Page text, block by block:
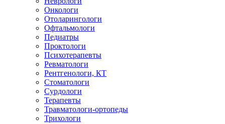
Онкологи
Отоларингологи
Офтальмологи
Педиатры
Проктологи
Психотерапевты
Ревматологи
Рентгенологи, КТ
Стоматологи
Сурдологи
Терапевты
Травматологи-ортопеды
Трихологи